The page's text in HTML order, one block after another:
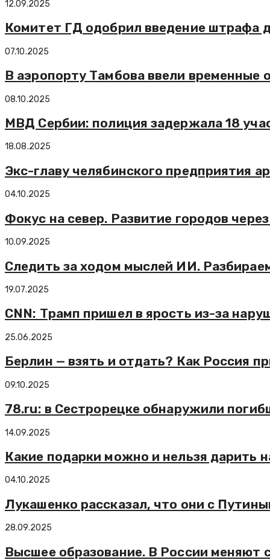
12.09.2025
Комитет ГД одобрил введение штрафа
07.10.2025
В аэропорту Тамбова ввели временные
08.10.2025
МВД Сербии: полиция задержала 18
18.08.2025
Экс-главу челябинского предприятия
04.10.2025
Фокус на север. Развитие городов
10.09.2025
Следить за ходом мыслей ИИ.
19.07.2025
CNN: Трамп пришел в ярость из-за
25.06.2025
Берлин — взять и отдать? Как Россия
09.10.2025
78.ru: в Сестрорецке обнаружили
14.09.2025
Какие подарки можно и нельзя дарить
04.10.2025
Лукашенко рассказал, что они с
28.09.2025
Высшее образование. В России меняют